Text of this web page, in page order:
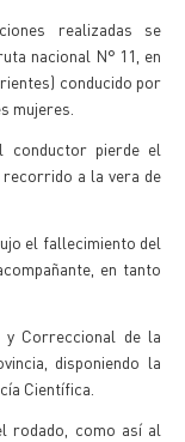
realizadas se
nacional N° 11, en
conducido por
mujeres.
conductor pierde el
a la vera de
el fallecimiento del
en tanto
Correccional de la
disponiendo la
Científica.
rodado, como así al